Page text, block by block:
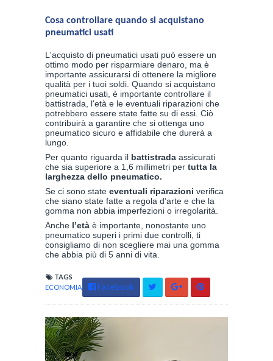
Cosa controllare quando si acquistano
pneumatici usati
L'acquisto di pneumatici usati può essere un
ottimo modo per risparmiare denaro, ma è
importante assicurarsi di ottenere la migliore
qualità per i tuoi soldi. Quando si acquistano
pneumatici usati, è importante controllare il
battistrada, l'età e le eventuali riparazioni che
potrebbero essere state fatte su di essi. Ciò
contribuirà a garantire che si ottenga uno
pneumatico sicuro e affidabile che durerà a
lungo.
Per quanto riguarda il battistrada assicurati
che sia superiore a 1,6 millimetri per tutta la
larghezza dello pneumatico.
Se ci sono state eventuali riparazioni verifica
che siano state fatte a regola d’arte e che la
gomma non abbia imperfezioni o irregolarità.
Anche l’età è importante, nonostante uno
pneumatico superi i primi due controlli, ti
consigliamo di non scegliere mai una gomma
che abbia più di 5 anni di vita.
TAGS
ECONOMIA
Facebook